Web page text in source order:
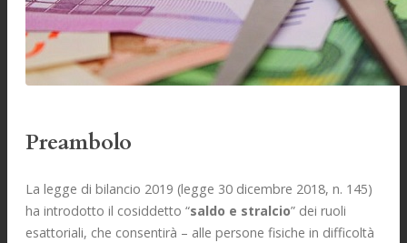
Preambolo
La legge di bilancio 2019 (legge 30 dicembre 2018, n. 145)
ha introdotto il cosiddetto “saldo e stralcio” dei ruoli
esattoriali, che consentirà – alle persone fisiche in difficoltà